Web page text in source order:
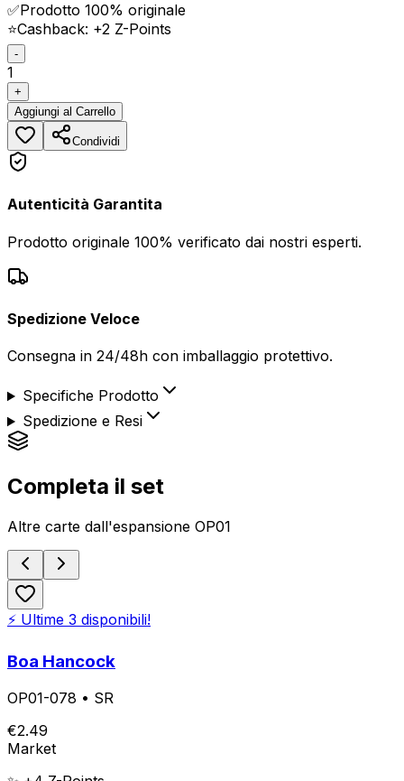
✅Prodotto 100% originale
⭐Cashback: +2 Z-Points
-
1
+
Aggiungi al Carrello
Condividi
Autenticità Garantita
Prodotto originale 100% verificato dai nostri esperti.
Spedizione Veloce
Consegna in 24/48h con imballaggio protettivo.
Specifiche Prodotto
Spedizione e Resi
Completa il set
Altre carte dall'espansione OP01
⚡ Ultime 3 disponibili!
Boa Hancock
OP01-078 • SR
€2.49
Market